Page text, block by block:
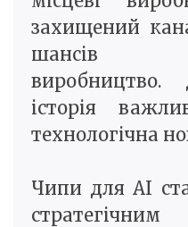
захищений
шансів
історія
технологічна
Чипи для AI